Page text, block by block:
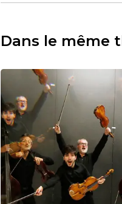
Dans le même